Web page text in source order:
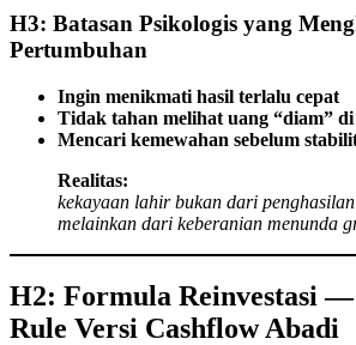
H3: Batasan Psikologis yang
Pertumbuhan
Ingin menikmati hasil terlalu cepat
Tidak tahan melihat uang “diam” di
Mencari kemewahan sebelum
Realitas:
kekayaan lahir bukan dari
melainkan dari keberanian menunda
H2: Formula Reinvestasi —
Rule Versi Cashflow Abadi